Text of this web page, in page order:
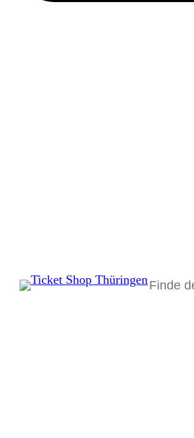
Suchen